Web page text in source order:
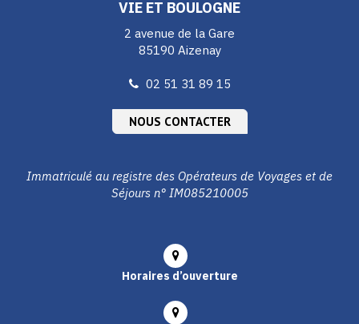
VIE ET BOULOGNE
2 avenue de la Gare
85190 Aizenay
02 51 31 89 15
NOUS CONTACTER
Immatriculé au registre des Opérateurs de Voyages et de
Séjours n° IM085210005
Horaires d’ouverture